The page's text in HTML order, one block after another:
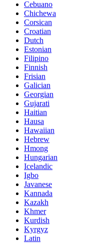
Cebuano
Chichewa
Corsican
Croatian
Dutch
Estonian
Filipino
Finnish
Frisian
Galician
Georgian
Gujarati
Haitian
Hausa
Hawaiian
Hebrew
Hmong
Hungarian
Icelandic
Igbo
Javanese
Kannada
Kazakh
Khmer
Kurdish
Kyrgyz
Latin